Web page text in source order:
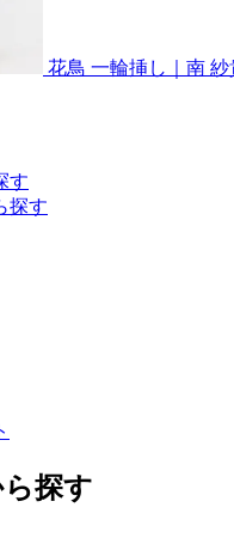
花鳥 一輪挿し｜南 紗
す
探す
探す